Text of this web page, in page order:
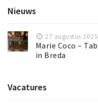
Nieuws
27 augustus 2025
Marie Coco –
in Breda
Vacatures